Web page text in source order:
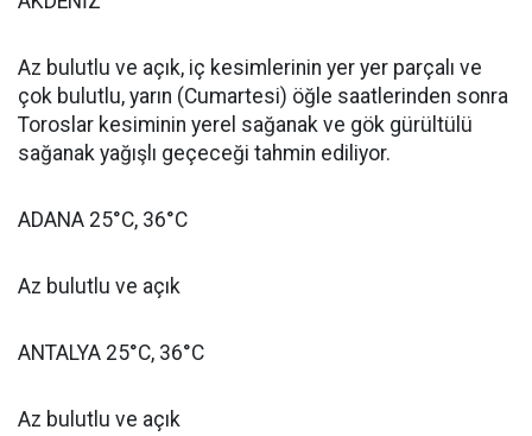
Az bulutlu ve açık, iç kesimlerinin yer yer parçalı ve
çok bulutlu, yarın (Cumartesi) öğle saatlerinden sonra
Toroslar kesiminin yerel sağanak ve gök gürültülü
sağanak yağışlı geçeceği tahmin ediliyor.
ADANA 25°C, 36°C
Az bulutlu ve açık
ANTALYA 25°C, 36°C
Az bulutlu ve açık